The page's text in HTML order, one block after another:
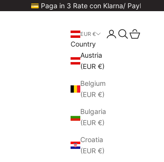
in 3 Rate con Klarna/ PayPal
EUR €
Country
Austria
(EUR €)
Belgium
(EUR €)
Bulgaria
(EUR €)
Croatia
(EUR €)
LoginSearch
Cart